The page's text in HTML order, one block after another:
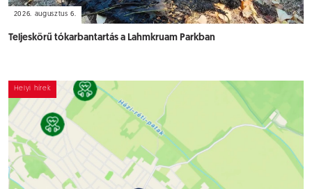
2026. augusztus 6.
Teljeskörű tókarbantartás a Lahmkruam Parkban
Helyi hírek